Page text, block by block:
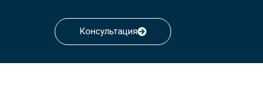
Консультация